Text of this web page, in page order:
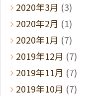
2020年3月 (3)
2020年2月 (1)
2020年1月 (7)
2019年12月 (7)
2019年11月 (7)
2019年10月 (7)